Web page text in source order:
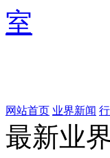
网站首页 业界新闻
最新业